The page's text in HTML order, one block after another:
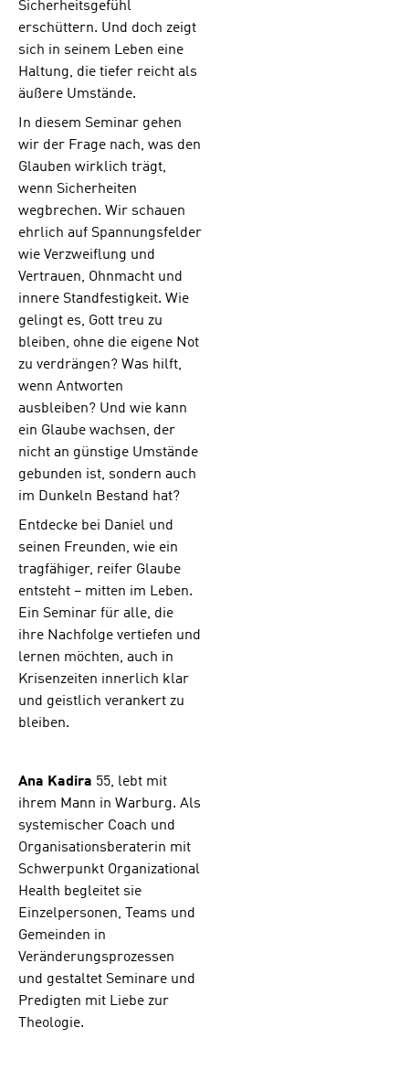
Sicherheitsgefühl
erschüttern. Und doch zeigt
sich in seinem Leben eine
Haltung, die tiefer reicht als
äußere Umstände.
In diesem Seminar gehen
wir der Frage nach, was den
Glauben wirklich trägt,
wenn Sicherheiten
wegbrechen. Wir schauen
ehrlich auf Spannungsfelder
wie Verzweiflung und
Vertrauen, Ohnmacht und
innere Standfestigkeit. Wie
gelingt es, Gott treu zu
bleiben, ohne die eigene Not
zu verdrängen? Was hilft,
wenn Antworten
ausbleiben? Und wie kann
ein Glaube wachsen, der
nicht an günstige Umstände
gebunden ist, sondern auch
im Dunkeln Bestand hat?
Entdecke bei Daniel und
seinen Freunden, wie ein
tragfähiger, reifer Glaube
entsteht – mitten im Leben.
Ein Seminar für alle, die
ihre Nachfolge vertiefen und
lernen möchten, auch in
Krisenzeiten innerlich klar
und geistlich verankert zu
bleiben.
Ana Kadira 55, lebt mit
ihrem Mann in Warburg. Als
systemischer Coach und
Organisationsberaterin mit
Schwerpunkt Organizational
Health begleitet sie
Einzelpersonen, Teams und
Gemeinden in
Veränderungsprozessen
und gestaltet Seminare und
Predigten mit Liebe zur
Theologie.